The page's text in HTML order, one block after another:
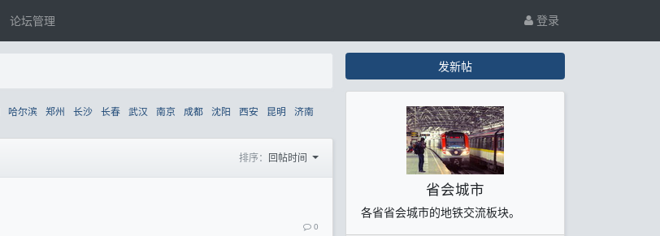
论坛管理 登录
哈尔滨 郑州 长沙 长春 武汉 南京 成都 沈阳 西安 昆明
济南
排序： 回帖时间
0
发新帖
省会城市
各省省会城市的地铁交流板块。